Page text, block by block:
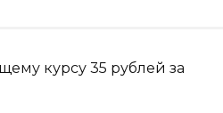
курсу 35 рублей за